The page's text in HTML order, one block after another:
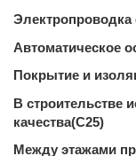
Автоматическое
Покрытие и
В строительстве
качества(C25)
Между этажами